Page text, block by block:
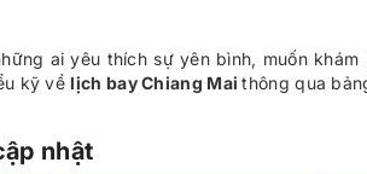
ai yêu thích sự yên bình, muốn
kỹ vềlịch bay Chiang Maithông qua
nhật